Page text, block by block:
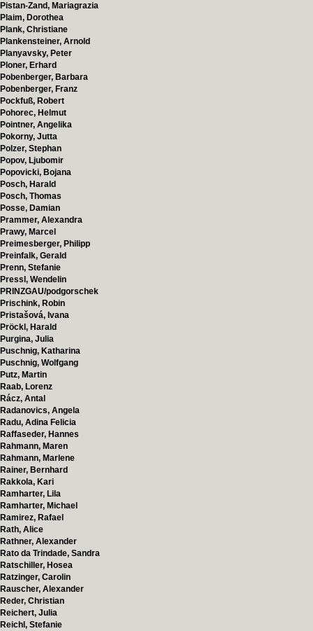
Pistan-Zand, Mariagrazia
Plaim, Dorothea
Plank, Christiane
Plankensteiner, Arnold
Planyavsky, Peter
Ploner, Erhard
Pobenberger, Barbara
Pobenberger, Franz
Pockfuß, Robert
Pohorec, Helmut
Pointner, Angelika
Pokorny, Jutta
Polzer, Stephan
Popov, Ljubomir
Popovicki, Bojana
Posch, Harald
Posch, Thomas
Posse, Damian
Prammer, Alexandra
Prawy, Marcel
Preimesberger, Philipp
Preinfalk, Gerald
Prenn, Stefanie
Pressl, Wendelin
PRINZGAU/podgorschek
Prischink, Robin
Pristašová, Ivana
Pröckl, Harald
Purgina, Julia
Puschnig, Katharina
Puschnig, Wolfgang
Putz, Martin
Raab, Lorenz
Rácz, Antal
Radanovics, Angela
Radu, Adina Felicia
Raffaseder, Hannes
Rahmann, Maren
Rahmann, Marlene
Rainer, Bernhard
Rakkola, Kari
Ramharter, Lila
Ramharter, Michael
Ramirez, Rafael
Rath, Alice
Rathner, Alexander
Rato da Trindade, Sandra
Ratschiller, Hosea
Ratzinger, Carolin
Rauscher, Alexander
Reder, Christian
Reichert, Julia
Reichl, Stefanie